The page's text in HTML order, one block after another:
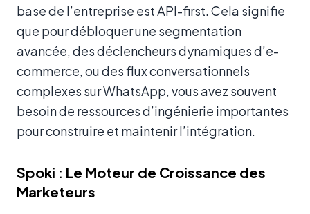
base de l’entreprise est API-first. Cela signifie
que pour débloquer une segmentation
avancée, des déclencheurs dynamiques d’e-
commerce, ou des flux conversationnels
complexes sur WhatsApp, vous avez souvent
besoin de ressources d’ingénierie importantes
pour construire et maintenir l’intégration.
Spoki : Le Moteur de Croissance des
Marketeurs